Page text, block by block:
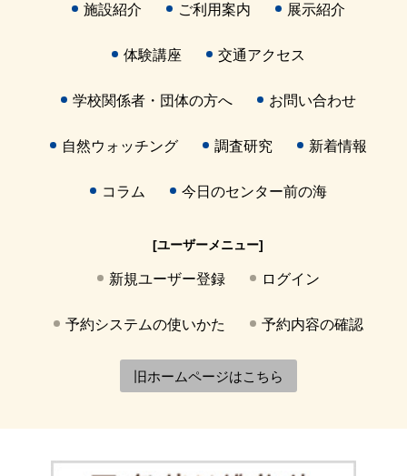
施設紹介 ご利用案内 展示紹介
体験講座 交通アクセス
学校関係者・団体の方へ お問い合わせ
自然ウォッチング 調査研究 新着情報
コラム 今日のセンター前の海
[ユーザーメニュー]
新規ユーザー登録 ログイン
予約システムの使いかた 予約内容の確認
旧ホームページはこちら